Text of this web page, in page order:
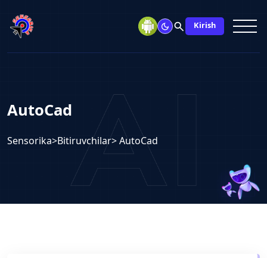
search Kirish
AutoCad
Sensorika>Bitiruvchilar> AutoCad